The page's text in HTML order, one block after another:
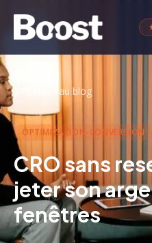
Retour au blog
OPTIMIZACION-CONVERSION
CRO sans
jeter son
fenêtres